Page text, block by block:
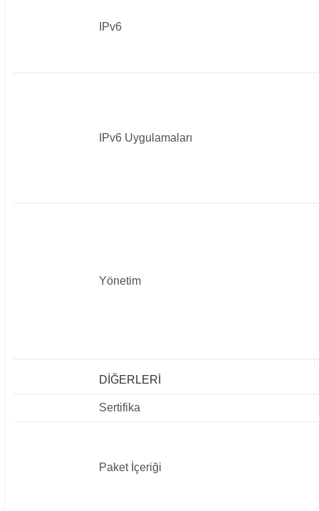
IPv6
IPv6 Uygulamaları
Yönetim
DİĞERLERİ
Sertifika
Paket İçeriği